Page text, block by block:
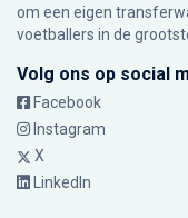
om een eigen
voetballers in de
Volg ons op social
Facebook
Instagram
X
LinkedIn